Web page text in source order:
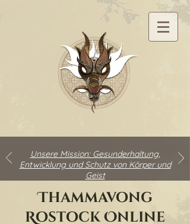
Unsere Mission: Gesunderhaltung,
Entwicklung und Schutz von Körper und
Geist
Thammavong
Rostock Online